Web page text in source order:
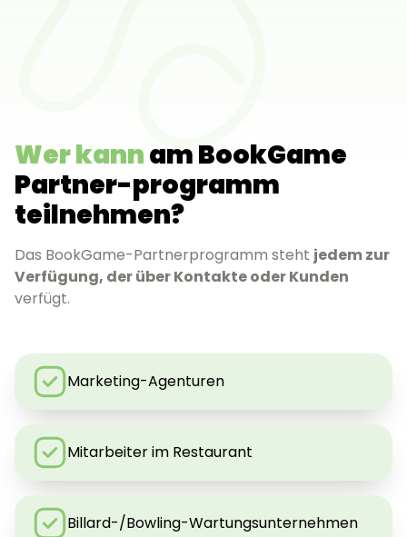
Wer kannam BookGame
Partner-programm
teilnehmen?
Das BookGame-Partnerprogramm steht jedem zur
Verfügung, der über Kontakte oder Kunden
verfügt.
Marketing-Agenturen
Mitarbeiter im Restaurant
Billard-/Bowling-Wartungsunternehmen